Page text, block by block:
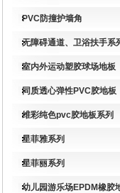
PVC防撞护墙角
无障碍通道、卫浴扶手系
室内外运动塑胶球场地板
同质透心弹性PVC胶地板
维彩纯色pvc胶地板系列
星菲雅系列
星菲丽系列
幼儿园游乐场EPDM橡胶